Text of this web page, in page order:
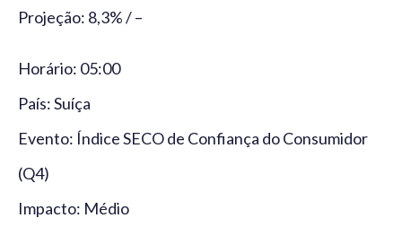
Projeção: 8,3% / –
Horário: 05:00
País: Suíça
Evento: Índice SECO de Confiança do Consumidor
(Q4)
Impacto: Médio